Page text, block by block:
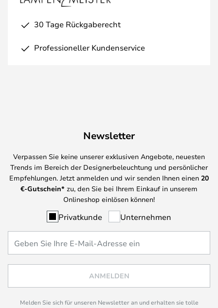
30 Tage Rückgaberecht
Professioneller Kundenservice
Newsletter
Verpassen Sie keine unserer exklusiven Angebote, neuesten
Trends im Bereich der Designerbeleuchtung und persönlicher
Empfehlungen. Jetzt anmelden und wir senden Ihnen einen 20
€-Gutschein* zu, den Sie bei Ihrem Einkauf in unserem
Onlineshop einlösen können!
Privatkunde Unternehmen
ANMELDEN
Melden Sie sich für unseren Newsletter an und erhalten sie tolle